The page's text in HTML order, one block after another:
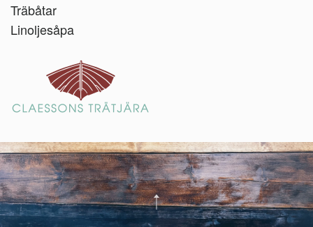
Träbåtar
Linoljesåpa